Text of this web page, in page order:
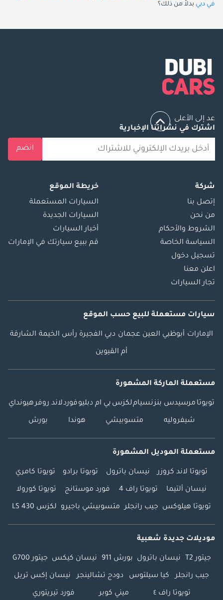
في دبي بدلاً من ذلك؟
عد إلى الأعلى
اشترك في نشراتنا الإخبارية
انضم
شركة
إتصل بنا
من نحن
الشروط والأحكام
السياسة الخاصة
تسجيل دخول
اعلن معنا
تجار السيارات
خريطة الموقع
السيارات المستعملة
السيارات الجديدة
أخبار السيارات
قم ببيع سيارتك في الإمارات
سيارات مستعملة للبيع حسب الموقع
الإمارات أبوظبي العين عجمان دبي الفجيرة رأس الخيمة الشارقة
أم القيوين
مستعملة الماركة المشهورة
تويوتا مرسيدس بنزنسياملكزس بي ام دبليوفوردلاند روفرهيونداي
شيفروليه متسوبيشي هوندا بورش
مستعملة الموديل المشهورة
تويوتا لاند كروزر نيسان باترول تويوتا برادو تويوتا كامري
نيسان ألتيما تويوتا راف 4 فورد موستانج تويوتا كورولا
تويوتا هيلوكس جيب رانجلر متسوبيشي باجيرو لكزس LS 430
موديلات جديدة شعبية
جيتور T2 نيسان باترول بورش 911 نيسان كيكس جيتور G700
جيب رانجلر كيا سيلتوس دودج تشالينجر نيسان إكس تريل
تويوتا راف ٤ ميني كوبر فورد تيريتوري